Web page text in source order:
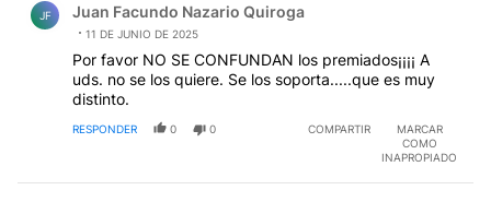
JF Juan Facundo Nazario Quiroga
11 DE JUNIO DE 2025
Por favor NO SE CONFUNDAN los premiados¡¡¡¡ A
uds. no se los quiere. Se los soporta.....que es muy
distinto.
RESPONDER 0 0 COMPARTIR
MARCAR
COMO
INAPROPIADO